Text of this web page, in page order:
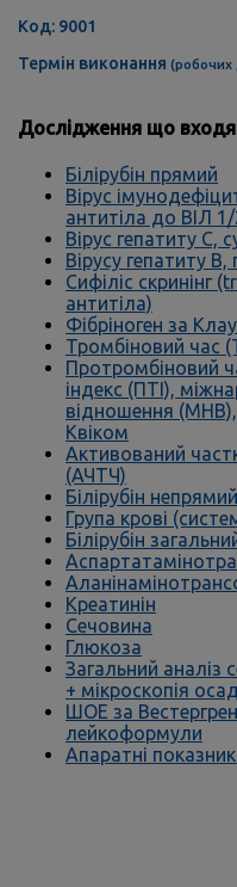
Дослідження що
Білірубін прямий
Вірус
антитіла до ВІЛ
Вірус гепатиту C,
Вірусу гепатиту
Сифіліс скринінг
антитіла)
Фібріноген за
Тромбіновий час
Протромбіновий
індекс (ПТІ),
відношення (МНВ),
Квіком
Активований
(АЧТЧ)
Білірубін непрямий
Група крові
Білірубін
Креатинін
Сечовина
Глюкоза
Загальний аналіз
+ мікроскопія
ШОЕ за
лейкоформули
Апаратні
Код: 9001
Термін виконання (робочих